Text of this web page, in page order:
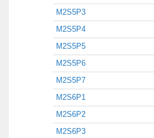
M2S5P3
M2S5P4
M2S5P5
M2S5P6
M2S5P7
M2S6P1
M2S6P2
M2S6P3